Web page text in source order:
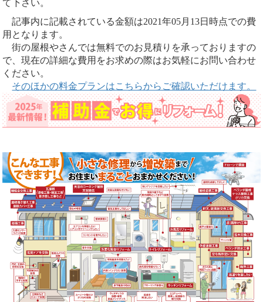
て下さい。
記事内に記載されている金額は2021年05月13日時点での費
用となります。
街の屋根やさんでは無料でのお見積りを承っておりますの
で、現在の詳細な費用をお求めの際はお気軽にお問い合わせ
ください。
そのほかの料金プランはこちらからご確認いただけます。